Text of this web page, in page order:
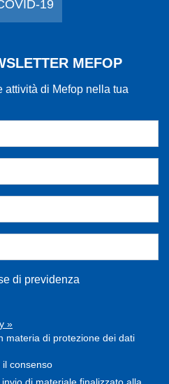
19
MEFOP
attività di Mefop nella tua
di previdenza
»
materia di protezione dei dati
il consenso
di materiale finalizzato alla